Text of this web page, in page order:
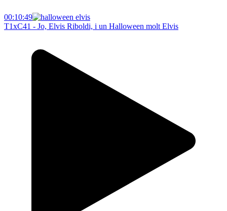
00:10:49
T1xC41 - Jo, Elvis Riboldi, i un Halloween molt Elvis